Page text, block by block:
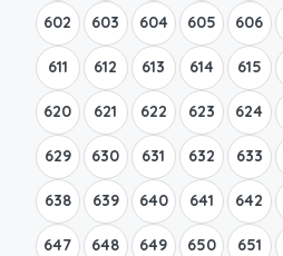
602 603 604 605 606
611 612 613 614 615
620 621 622 623 624
629 630 631 632 633
638 639 640 641 642
647 648 649 650 651